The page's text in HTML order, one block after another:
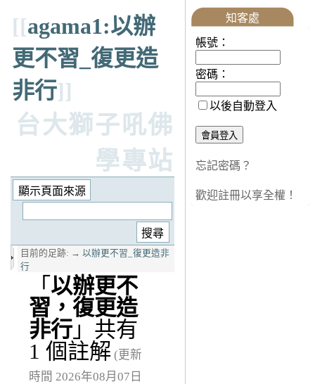
[[agama1:以辦
更不習_復更造
非行]]
台大獅子吼佛
學專站
目前的足跡: → 以辦更不習_復更造非
行
「 以辦更不
習，復更造
非行 」共有
1 個註解 (更新
時間 2026年08月07日
知客處
帳號：
密碼：
以後自動登入
忘記密碼？
歡迎註冊以享全權！